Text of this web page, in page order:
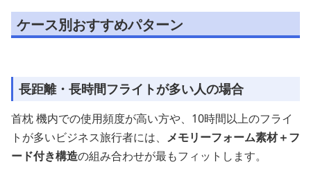
ケース別おすすめパターン
長距離・長時間フライトが多い人の場合
首枕 機内での使用頻度が高い方や、10時間以上のフライ
トが多いビジネス旅行者には、 メモリーフォーム素材＋フ
ード付き構造の組み合わせが最もフィットします。